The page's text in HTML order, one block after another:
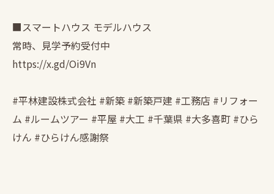
■スマートハウス モデルハウス
常時、見学予約受付中
https://x.gd/Oi9Vn
#平林建設株式会社 #新築 #新築戸建 #工務店 #リフォー
ム #ルームツアー #平屋 #大工 #千葉県 #大多喜町 #ひら
けん #ひらけん感謝祭